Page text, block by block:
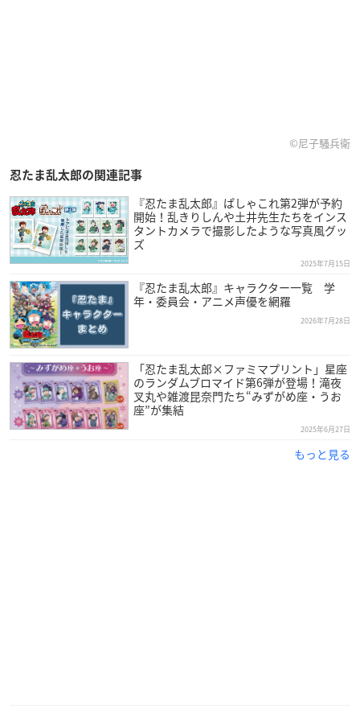
©尼子騒兵衛
忍たま乱太郎の関連記事
『忍たま乱太郎』ぱしゃこれ第2弾が予約
開始！乱きりしんや土井先生たちをインス
タントカメラで撮影したような写真風グッ
ズ
2025年7月15日
『忍たま乱太郎』キャラクター一覧 学
年・委員会・アニメ声優を網羅
2026年7月28日
「忍たま乱太郎×ファミマプリント」星座
のランダムブロマイド第6弾が登場！滝夜
叉丸や雑渡昆奈門たち“みずがめ座・うお
座”が集結
2025年6月27日
もっと見る